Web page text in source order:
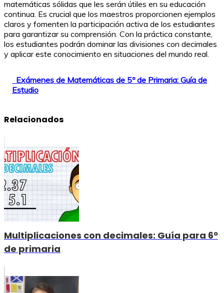
matemáticas sólidas que les serán útiles en su educación
continua. Es crucial que los maestros proporcionen ejemplos
claros y fomenten la participación activa de los estudiantes
para garantizar su comprensión. Con la práctica constante,
los estudiantes podrán dominar las divisiones con decimales
y aplicar este conocimiento en situaciones del mundo real.
Exámenes de Matemáticas de 5º de Primaria: Guía de
Estudio
Relacionados
Multiplicaciones con decimales: Guía para 6º
de primaria